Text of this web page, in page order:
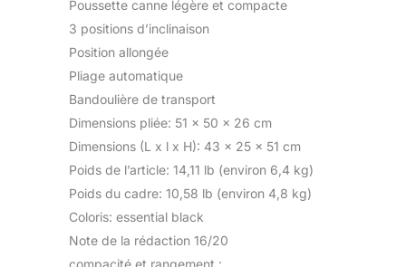
Poussette canne légère et compacte
3 positions d’inclinaison
Position allongée
Pliage automatique
Bandoulière de transport
Dimensions pliée: 51 x 50 x 26 cm
Dimensions (L x l x H): 43 x 25 x 51 cm
Poids de l’article: 14,11 lb (environ 6,4 kg)
Poids du cadre: 10,58 lb (environ 4,8 kg)
Coloris: essential black
Note de la rédaction 16/20